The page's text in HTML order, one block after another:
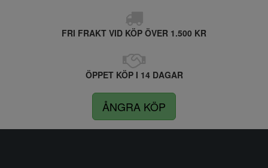
FRI FRAKT VID KÖP ÖVER 1.500 KR
ÖPPET KÖP I 14 DAGAR
ÅNGRA KÖP